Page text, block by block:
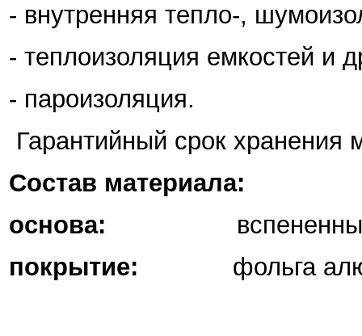
- внутренняя тепло-,
- теплоизоляция емкостей и
-
Гарантийный срок хранения
Состав материала:
основа:
покрытие: фольга